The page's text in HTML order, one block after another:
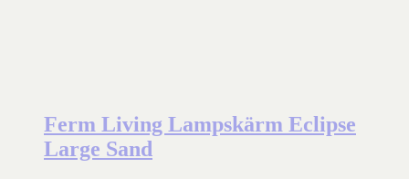
Ferm Living Lampskärm Eclipse
Large Sand